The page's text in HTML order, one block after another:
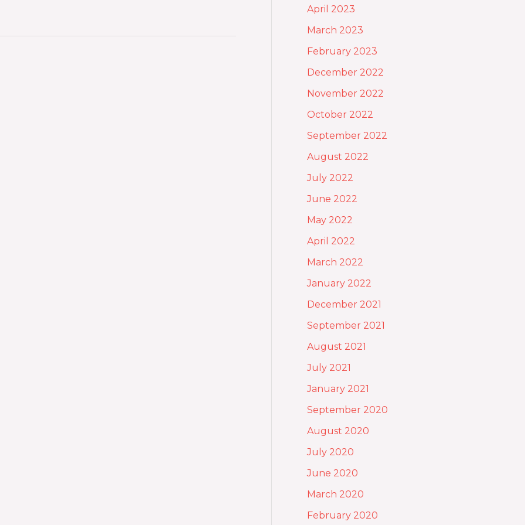
April 2023
March 2023
February 2023
December 2022
November 2022
October 2022
September 2022
August 2022
July 2022
June 2022
May 2022
April 2022
March 2022
January 2022
December 2021
September 2021
August 2021
July 2021
January 2021
September 2020
August 2020
July 2020
June 2020
March 2020
February 2020